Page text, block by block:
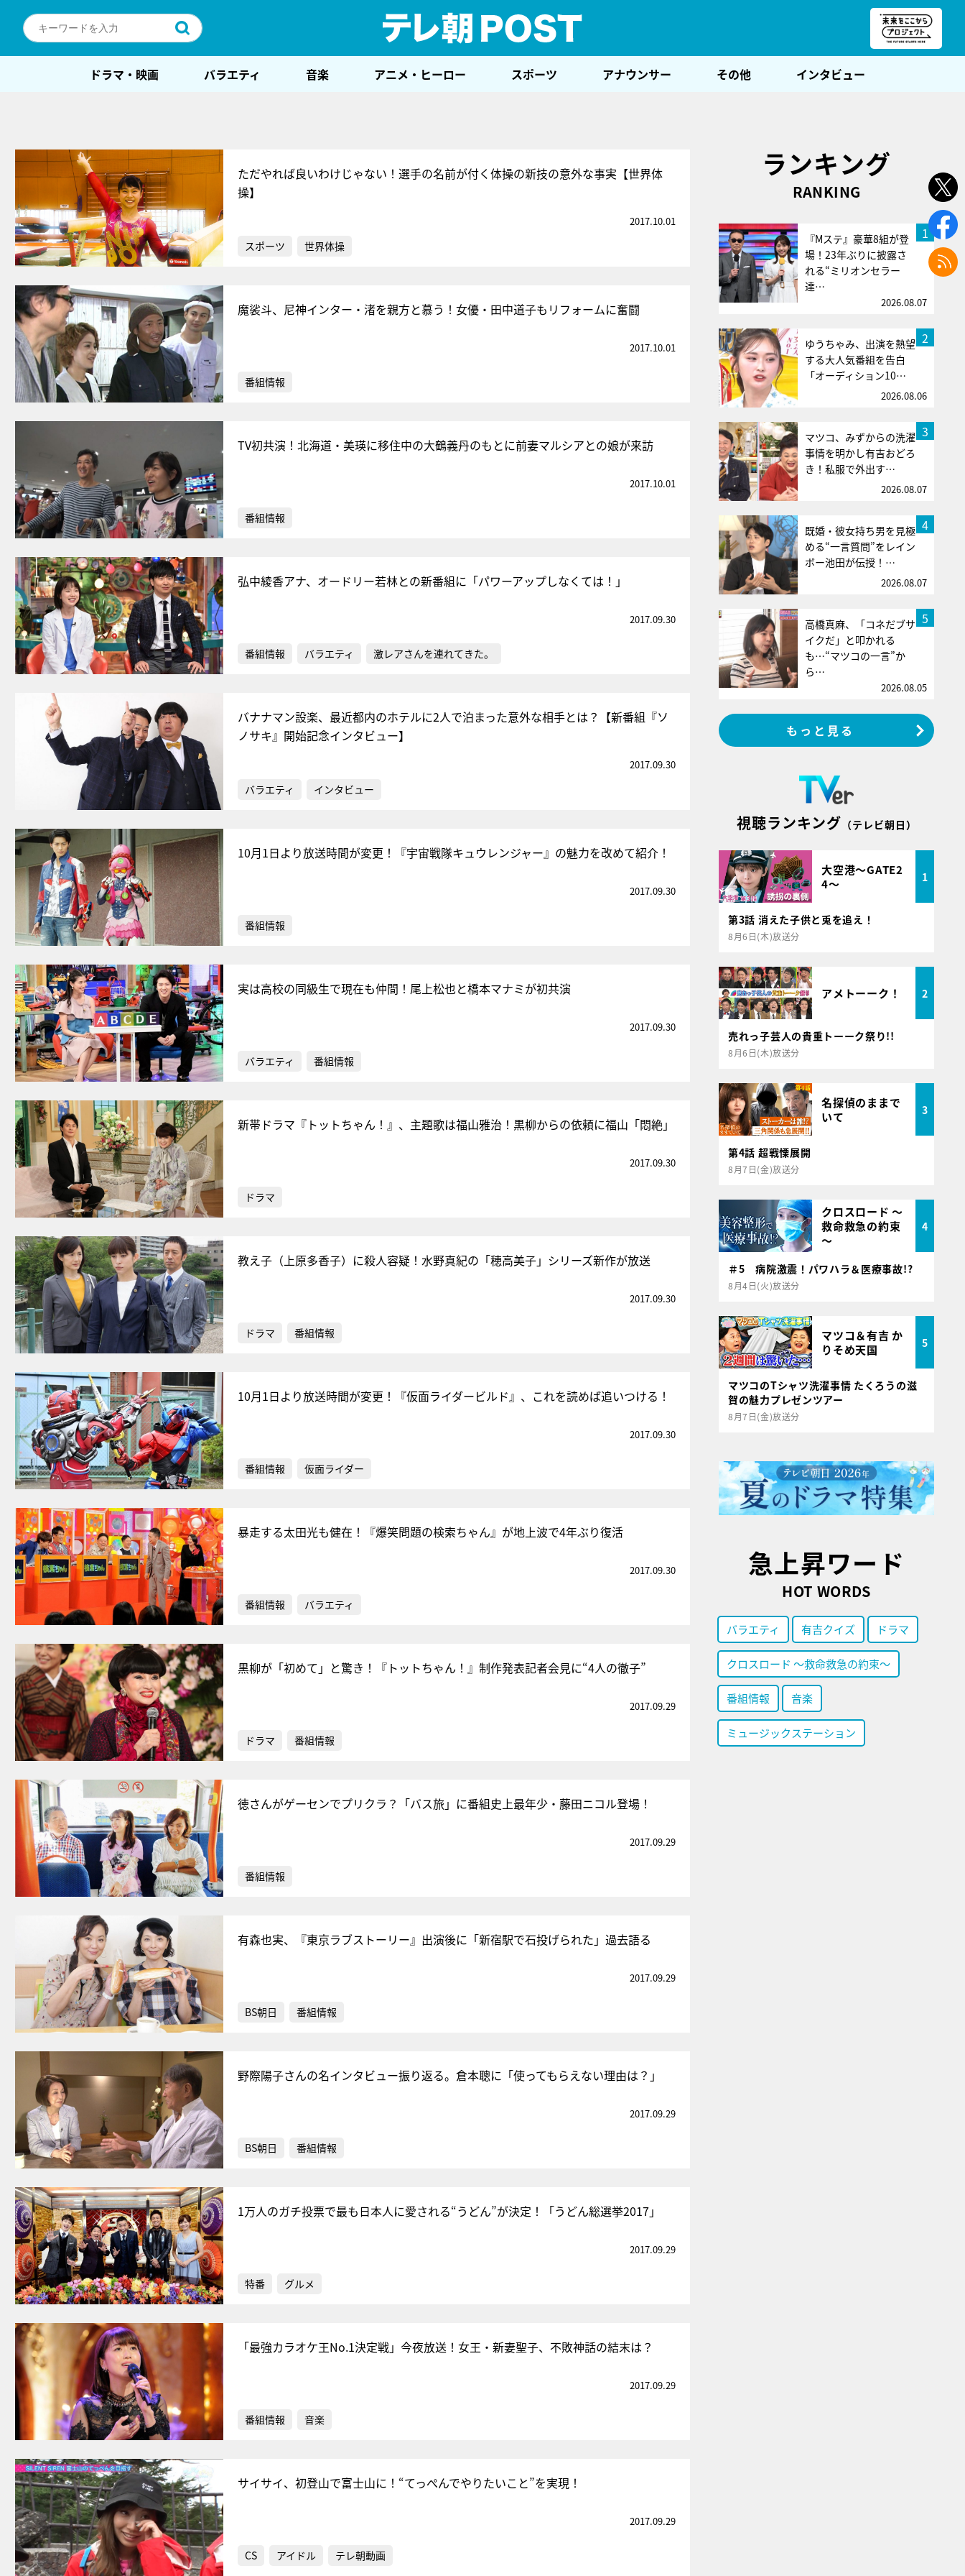
ドラマ・映画 バラエティ 音楽 アニメ・ヒーロー スポーツ アナウンサー その他 インタビュー
ただやれば良いわけじゃない！選手の名前が付く体操の新技の意外な事実【世界体
操】
2017.10.01
スポーツ 世界体操
魔裟斗、尼神インター・渚を親方と慕う！女優・田中道子もリフォームに奮闘
2017.10.01
番組情報
TV初共演！北海道・美瑛に移住中の大鶴義丹のもとに前妻マルシアとの娘が来訪
2017.10.01
番組情報
弘中綾香アナ、オードリー若林との新番組に「パワーアップしなくては！」
2017.09.30
番組情報 バラエティ 激レアさんを連れてきた。
バナナマン設楽、最近都内のホテルに2人で泊まった意外な相手とは？【新番組『ソ
ノサキ』開始記念インタビュー】
2017.09.30
バラエティ インタビュー
10月1日より放送時間が変更！『宇宙戦隊キュウレンジャー』の魅力を改めて紹介！
2017.09.30
番組情報
実は高校の同級生で現在も仲間！尾上松也と橋本マナミが初共演
2017.09.30
バラエティ 番組情報
新帯ドラマ『トットちゃん！』、主題歌は福山雅治！黒柳からの依頼に福山「悶絶」
2017.09.30
ドラマ
教え子（上原多香子）に殺人容疑！水野真紀の「穂高美子」シリーズ新作が放送
2017.09.30
ドラマ 番組情報
10月1日より放送時間が変更！『仮面ライダービルド』、これを読めば追いつける！
2017.09.30
番組情報 仮面ライダー
暴走する太田光も健在！『爆笑問題の検索ちゃん』が地上波で4年ぶり復活
2017.09.30
番組情報 バラエティ
黒柳が「初めて」と驚き！『トットちゃん！』制作発表記者会見に“4人の徹子”
2017.09.29
ドラマ 番組情報
徳さんがゲーセンでプリクラ？「バス旅」に番組史上最年少・藤田ニコル登場！
2017.09.29
番組情報
有森也実、『東京ラブストーリー』出演後に「新宿駅で石投げられた」過去語る
2017.09.29
BS朝日 番組情報
野際陽子さんの名インタビュー振り返る。倉本聰に「使ってもらえない理由は？」
2017.09.29
BS朝日 番組情報
1万人のガチ投票で最も日本人に愛される“うどん”が決定！「うどん総選挙2017」
2017.09.29
特番 グルメ
「最強カラオケ王No.1決定戦」今夜放送！女王・新妻聖子、不敗神話の結末は？
2017.09.29
番組情報 音楽
サイサイ、初登山で富士山に！“てっぺんでやりたいこと”を実現！
2017.09.29
CS アイドル テレ朝動画
ランキング
RANKING
1
『Mステ』豪華8組が登
場！23年ぶりに披露さ
れる“ミリオンセラー
達…
2026.08.07
2
ゆうちゃみ、出演を熱望
する大人気番組を告白
「オーディション10…
2026.08.06
3
マツコ、みずからの洗濯
事情を明かし有吉おどろ
き！私服で外出す…
2026.08.07
4
既婚・彼女持ち男を見極
める“一言質問”をレイン
ボー池田が伝授！…
2026.08.07
5
高橋真麻、「コネだブサ
イクだ」と叩かれる
も…“マツコの一言”か
ら…
2026.08.05
もっと見る
視聴ランキング （テレビ朝日）
大空港～GATE2
4～
1
第3話 消えた子供と兎を追え！
8月6日(木)放送分
アメトーーク！ 2
売れっ子芸人の貴重トーーク祭り!!
8月6日(木)放送分
名探偵のままで
いて
3
第4話 超戦慄展開
8月7日(金)放送分
クロスロード ～
救命救急の約束
～
4
＃5 病院激震！パワハラ＆医療事故!?
8月4日(火)放送分
マツコ＆有吉 か
りそめ天国
5
マツコのTシャツ洗濯事情 たくろうの滋
賀の魅力プレゼンツアー
8月7日(金)放送分
急上昇ワード
HOT WORDS
バラエティ 有吉クイズ ドラマ
クロスロード ～救命救急の約束～
番組情報 音楽
ミュージックステーション